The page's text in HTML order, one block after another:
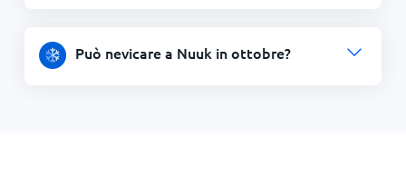
Può nevicare a Nuuk in ottobre?